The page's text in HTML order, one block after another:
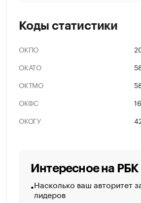
Коды статистики
ОКПО
ОКАТО
ОКТМО
ОКФС
16
ОКОГУ
Интересное на РБК
Насколько ваш авторитет
лидеров